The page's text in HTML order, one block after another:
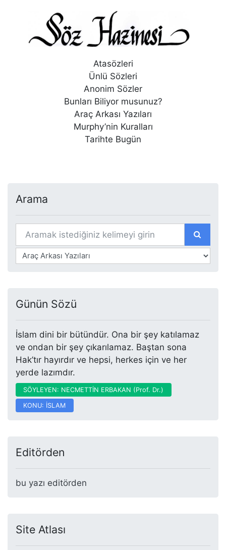
Atasözleri
Ünlü Sözleri
Anonim Sözler
Bunları Biliyor musunuz?
Araç Arkası Yazıları
Murphy’nin Kuralları
Tarihte Bugün
Arama
Günün Sözü
İslam dini bir bütündür. Ona bir şey katılamaz
ve ondan bir şey çıkarılamaz. Baştan sona
Hak’tır hayırdır ve hepsi, herkes için ve her
yerde lazımdır.
SÖYLEYEN: NECMETTİN ERBAKAN (Prof. Dr.)
KONU: İSLAM
Editörden
bu yazı editörden
Site Atlası